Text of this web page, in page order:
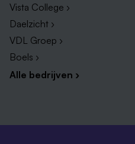
Vista College ›
Daelzicht ›
VDL Groep ›
Boels ›
Alle bedrijven ›